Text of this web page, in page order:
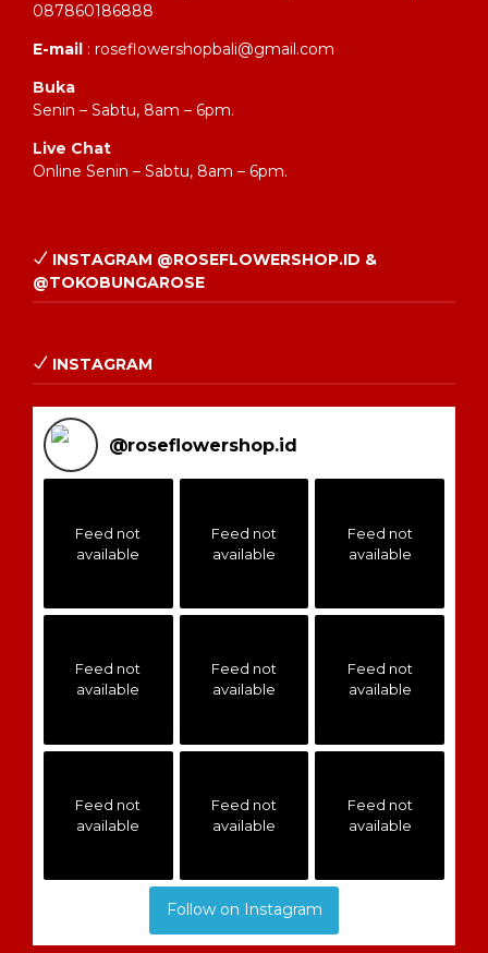
087860186888
E-mail : roseflowershopbali@gmail.com
Buka
Senin – Sabtu, 8am – 6pm.
Live Chat
Online Senin – Sabtu, 8am – 6pm.
INSTAGRAM @ROSEFLOWERSHOP.ID &
@TOKOBUNGAROSE
INSTAGRAM
@roseflowershop.id
Feed not
available
Feed not
available
Feed not
available
Feed not
available
Feed not
available
Feed not
available
Feed not
available
Feed not
available
Feed not
available
Follow on Instagram